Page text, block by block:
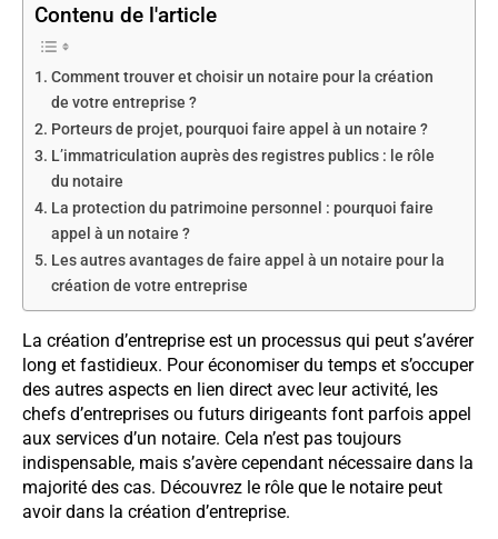
Contenu de l'article
Comment trouver et choisir un notaire pour la création
de votre entreprise ?
Porteurs de projet, pourquoi faire appel à un notaire ?
L’immatriculation auprès des registres publics : le rôle
du notaire
La protection du patrimoine personnel : pourquoi faire
appel à un notaire ?
Les autres avantages de faire appel à un notaire pour la
création de votre entreprise
La création d’entreprise est un processus qui peut s’avérer
long et fastidieux. Pour économiser du temps et s’occuper
des autres aspects en lien direct avec leur activité, les
chefs d’entreprises ou futurs dirigeants font parfois appel
aux services d’un notaire. Cela n’est pas toujours
indispensable, mais s’avère cependant nécessaire dans la
majorité des cas. Découvrez le rôle que le notaire peut
avoir dans la création d’entreprise.